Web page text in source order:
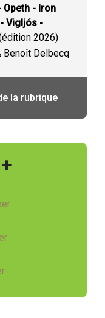
Opeth - Iron
Vigljós -
2026)
Benoît Delbecq
la rubrique